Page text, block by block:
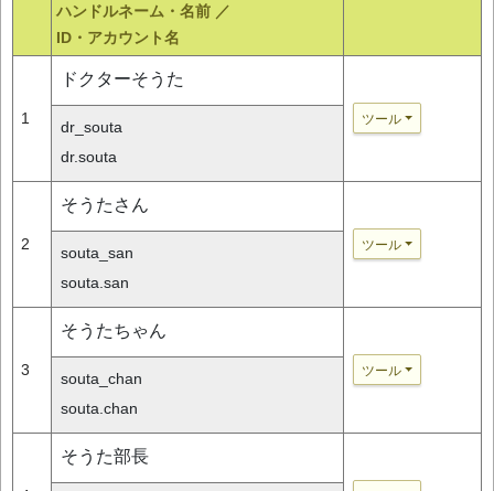
ハンドルネーム・名前 ／
ID・アカウント名
1
ドクターそうた
ツール
dr_souta
dr.souta
2
そうたさん
ツール
souta_san
souta.san
3
そうたちゃん
ツール
souta_chan
souta.chan
そうた部長